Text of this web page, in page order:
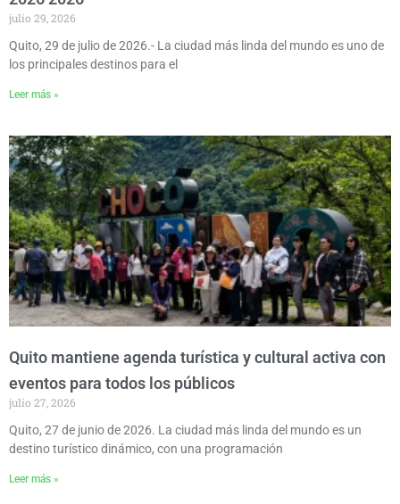
julio 29, 2026
Quito, 29 de julio de 2026.- La ciudad más linda del mundo es uno de
los principales destinos para el
Leer más »
Quito mantiene agenda turística y cultural activa con
eventos para todos los públicos
julio 27, 2026
Quito, 27 de junio de 2026. La ciudad más linda del mundo es un
destino turístico dinámico, con una programación
Leer más »